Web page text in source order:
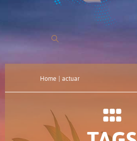
Home | actuar